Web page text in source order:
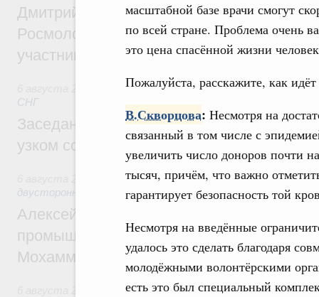
масштабной базе врачи смогут
по всей стране. Проблема очень
это цена спасённой жизни
Пожалуйста, расскажите, как
В.Скворцова: Несмотря на
связанный в том числе с
увеличить число доноров почти
тысяч, причём, что важно
гарантирует безопасность той
Несмотря на введённые
удалось это сделать благодаря
молодёжными волонтёрскими
есть это был специальный
Дмитрий Чернышенко, Сергей Кравцов и
Росмолодёжи Григорий Гуров
участников проекта «Кольцо открытий»
Евразийский экономический союз.
СНГ
Заседание Евразийского
узком составе
Экономические отношения с
двусторонней основе
Алексей Оверчук провёл рабочую
промышленности, недропользования и
Мохаммадом Атабаком
Внутренний и въездной туризм